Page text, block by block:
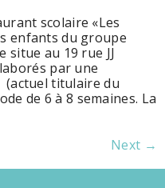
scolaire «Les
enfants du groupe
situe au 19 rue JJ
par une
(actuel titulaire du
de 6 à 8 semaines. La
Next →